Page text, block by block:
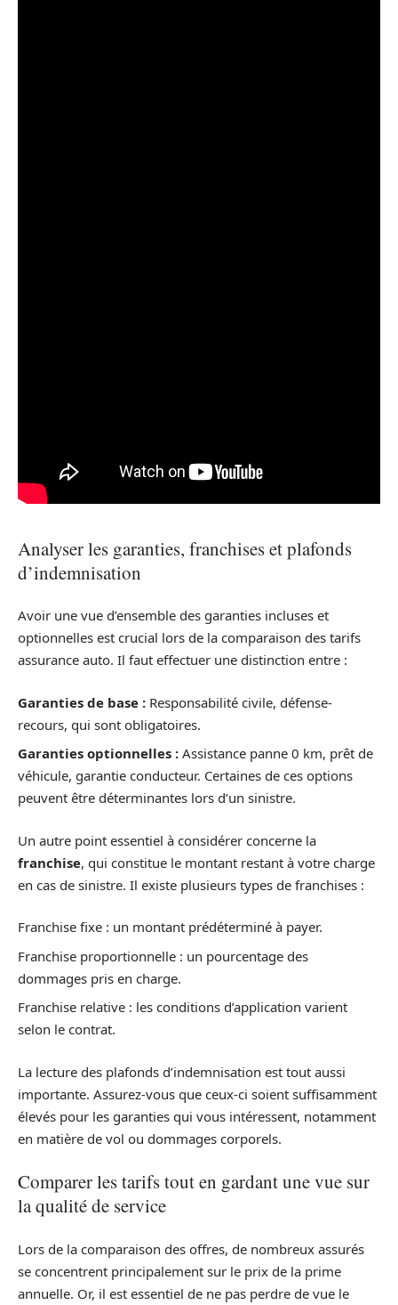
Analyser les garanties, franchises et plafonds
d’indemnisation
Avoir une vue d’ensemble des garanties incluses et
optionnelles est crucial lors de la comparaison des tarifs
assurance auto. Il faut effectuer une distinction entre :
Garanties de base : Responsabilité civile, défense-
recours, qui sont obligatoires.
Garanties optionnelles : Assistance panne 0 km, prêt de
véhicule, garantie conducteur. Certaines de ces options
peuvent être déterminantes lors d’un sinistre.
Un autre point essentiel à considérer concerne la
franchise, qui constitue le montant restant à votre charge
en cas de sinistre. Il existe plusieurs types de franchises :
Franchise fixe : un montant prédéterminé à payer.
Franchise proportionnelle : un pourcentage des
dommages pris en charge.
Franchise relative : les conditions d’application varient
selon le contrat.
La lecture des plafonds d’indemnisation est tout aussi
importante. Assurez-vous que ceux-ci soient suffisamment
élevés pour les garanties qui vous intéressent, notamment
en matière de vol ou dommages corporels.
Comparer les tarifs tout en gardant une vue sur
la qualité de service
Lors de la comparaison des offres, de nombreux assurés
se concentrent principalement sur le prix de la prime
annuelle. Or, il est essentiel de ne pas perdre de vue le